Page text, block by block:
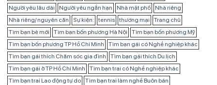
Người yêu lâu dài
Người yêu ngắn hạn Nhà mặt phố
Nhà riêng
Nhà riêng/ nguyên căn
Sự kiện: tennis thương mại
Trang chủ
Tìm bạn bè mới
Tìm bạn bốn phương Hà Nội
Tìm bạn bốn phương Mỹ
Tìm bạn bốn phương TP Hồ Chí Minh
Tìm bạn gái có Nghề nghiệp khác
Tìm bạn gái thích Chăm sóc gia đình
Tìm bạn gái thích Du lịch
Tìm bạn gái ở TP Hồ Chí Minh
Tìm bạn trai có Nghề nghiệp khác
Tìm bạn trai Lao động tự do
Tìm bạn trai làm nghề Buôn bán